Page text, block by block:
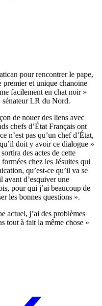
pour rencontrer le pape,
premier et unique chanoine
facilement en chat noir »
sénateur LR du Nord.
de nouer des liens avec
chefs d’État Français ont
n’est pas qu’un chef d’État,
doit y avoir ce dialogue »
des actes de cette
chez les Jésuites qui
qu’est-ce qu’il va se
avant d’esquiver une
pour qui j’ai beaucoup de
les bonnes questions ».
actuel, j’ai des problèmes
tout à fait la même chose »